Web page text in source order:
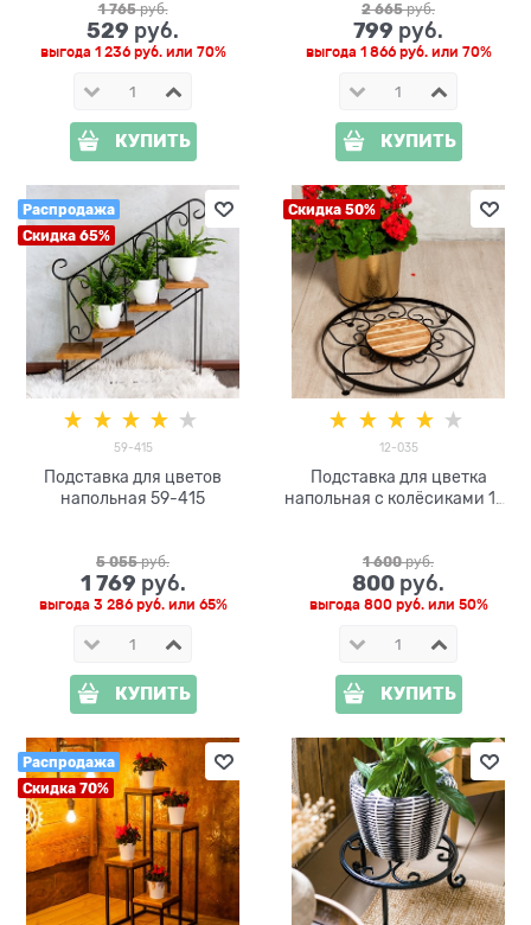
1 765 руб.
529 руб.
выгода 1 236 руб.или 70%
КУПИТЬ
2 665 руб.
799 руб.
выгода 1 866 руб.или 70%
КУПИТЬ
Распродажа
Скидка 65%
59-415
Подставка для цветов
напольная 59-415
5 055 руб.
1 769 руб.
выгода 3 286 руб.или 65%
КУПИТЬ
Скидка 50%
12-035
Подставка для цветка
напольная с колёсиками 12-
1 600 руб.
800 руб.
выгода 800 руб.или 50%
КУПИТЬ
Распродажа
Скидка 70%